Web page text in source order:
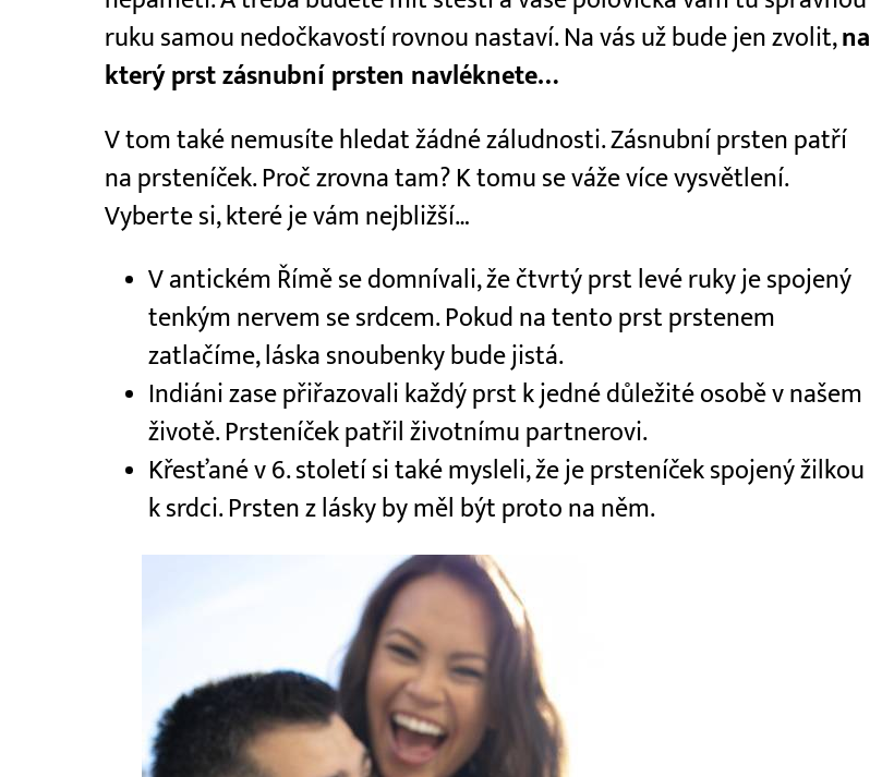
ruku samou nedočkavostí rovnou nastaví. Na vás už bude jen zvolit,na
který prst zásnubní prsten navléknete…
V tom také nemusíte hledat žádné záludnosti. Zásnubní prsten patří
na prsteníček. Proč zrovna tam? K tomu se váže více vysvětlení.
Vyberte si, které je vám nejbližší…
V antickém Římě se domnívali, že čtvrtý prst levé ruky je spojený
tenkým nervem se srdcem. Pokud na tento prst prstenem
zatlačíme, láska snoubenky bude jistá.
Indiáni zase přiřazovali každý prst k jedné důležité osobě v našem
životě. Prsteníček patřil životnímu partnerovi.
Křesťané v 6. století si také mysleli, že je prsteníček spojený žilkou
k srdci. Prsten z lásky by měl být proto na něm.